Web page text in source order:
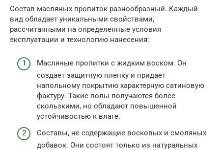
Состав масляных пропиток разнообразный. Каждый
вид обладает уникальными свойствами,
рассчитанными на определенные условия
эксплуатации и технологию нанесения:
Масляные пропитки с жидким воском. Он
создает защитную пленку и придает
напольному покрытию характерную сатиновую
фактуру. Такие полы получаются более
скользкими, но обладают повышенной
устойчивостью к влаге.
Составы, не содержащие восковых и смоляных
добавок. Они состоят только из натуральных